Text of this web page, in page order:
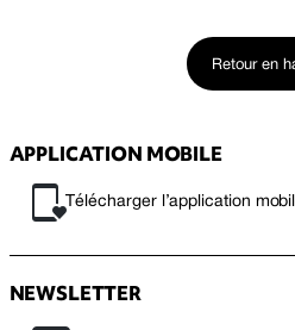
Retour en
APPLICATION MOBILE
Télécharger l’application
NEWSLETTER